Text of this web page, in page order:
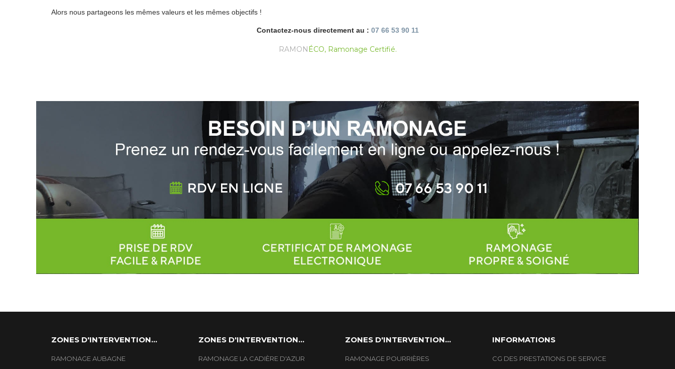
Alors nous partageons les mêmes valeurs et les mêmes objectifs !
Contactez-nous directement au : 07 66 53 90 11
RAMON ÉCO, Ramonage Certifié.
ZONES D'INTERVENTION...
RAMONAGE AUBAGNE
ZONES D'INTERVENTION...
RAMONAGE LA CADIÈRE D'AZUR
ZONES D'INTERVENTION...
RAMONAGE POURRIÈRES
INFORMATIONS
CG DES PRESTATIONS DE SERVICE